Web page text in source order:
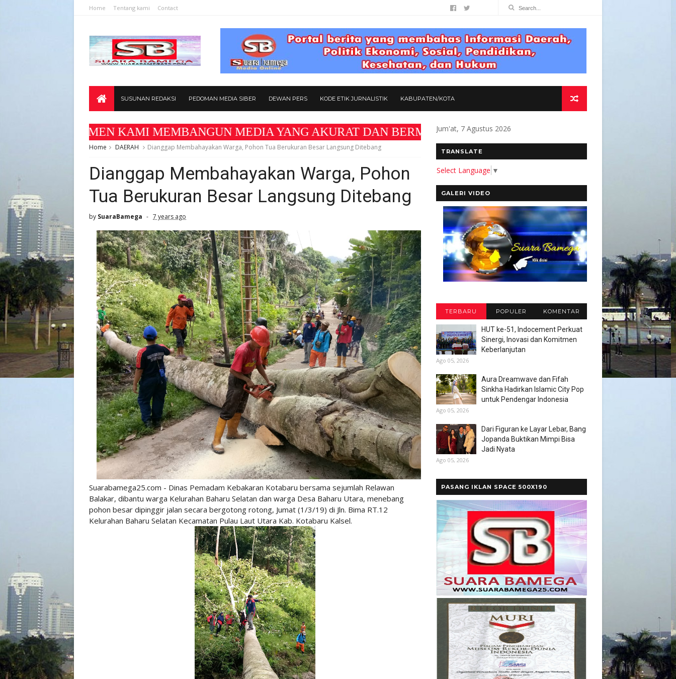
Home Tentang kami Contact
SUSUNAN REDAKSI PEDOMAN MEDIA SIBER DEWAN PERS KODE ETIK JURNALISTIK KABUPATEN/KOTA
KAMI MEMBANGUN MEDIA YANG AKURAT DAN BERMANFAAT BAGI MASYARAKAT " Alamat Redaksi Jl.
Home DAERAH Dianggap Membahayakan Warga, Pohon Tua Berukuran Besar Langsung Ditebang
Dianggap Membahayakan Warga, Pohon
Tua Berukuran Besar Langsung Ditebang
by SuaraBamega 7 years ago
Suarabamega25.com - Dinas Pemadam Kebakaran Kotabaru bersama sejumlah Relawan
Balakar, dibantu warga Kelurahan Baharu Selatan dan warga Desa Baharu Utara, menebang
pohon besar dipinggir jalan secara bergotong rotong, Jumat (1/3/19) di Jln. Bima RT.12
Kelurahan Baharu Selatan Kecamatan Pulau Laut Utara Kab. Kotabaru Kalsel.
Jum'at, 7 Agustus 2026
TRANSLATE
Select Language ▼
GALERI VIDEO
TERBARU POPULER KOMENTAR
HUT ke-51, Indocement Perkuat
Sinergi, Inovasi dan Komitmen
Keberlanjutan
Ago 05, 2026
Aura Dreamwave dan Fifah
Sinkha Hadirkan Islamic City Pop
untuk Pendengar Indonesia
Ago 05, 2026
Dari Figuran ke Layar Lebar, Bang
Jopanda Buktikan Mimpi Bisa
Jadi Nyata
Ago 05, 2026
PASANG IKLAN SPACE 500X190